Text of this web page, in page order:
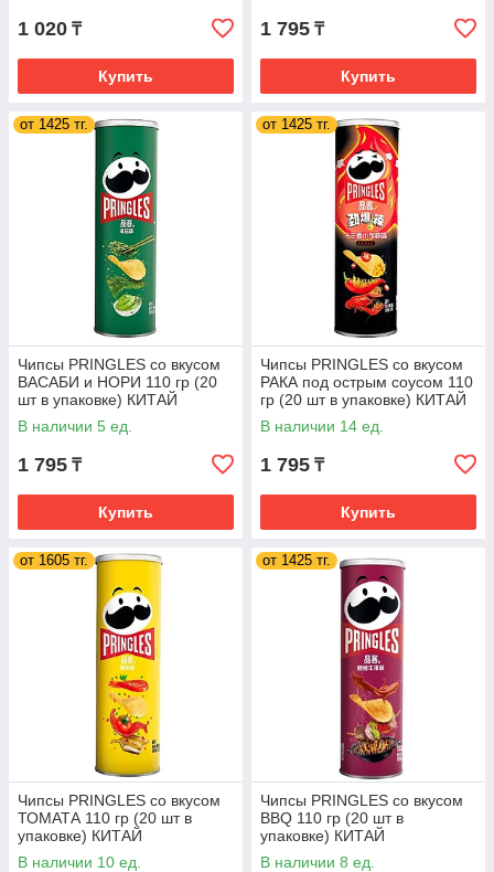
1 020 ₸
Купить
1 795 ₸
Купить
от 1425 тг.
Чипсы PRINGLES со вкусом
ВАСАБИ и НОРИ 110 гр (20
шт в упаковке) КИТАЙ
В наличии 5 ед.
1 795 ₸
Купить
от 1425 тг.
Чипсы PRINGLES со вкусом
РАКА под острым соусом 110
гр (20 шт в упаковке) КИТАЙ
В наличии 14 ед.
1 795 ₸
Купить
от 1605 тг.
Чипсы PRINGLES со вкусом
ТОМАТА 110 гр (20 шт в
упаковке) КИТАЙ
В наличии 10 ед.
от 1425 тг.
Чипсы PRINGLES со вкусом
BBQ 110 гр (20 шт в
упаковке) КИТАЙ
В наличии 8 ед.